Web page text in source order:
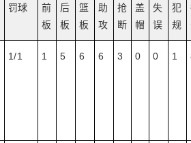
罚球
前
板
后
板
篮
板
助
攻
抢
断
盖
帽
失
误
犯
规
1/1 1 5 6 6 3 0 0 1